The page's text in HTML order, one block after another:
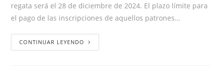
regata será el 28 de diciembre de 2024. El plazo límite para
el pago de las inscripciones de aquellos patrones…
CONTINUAR LEYENDO